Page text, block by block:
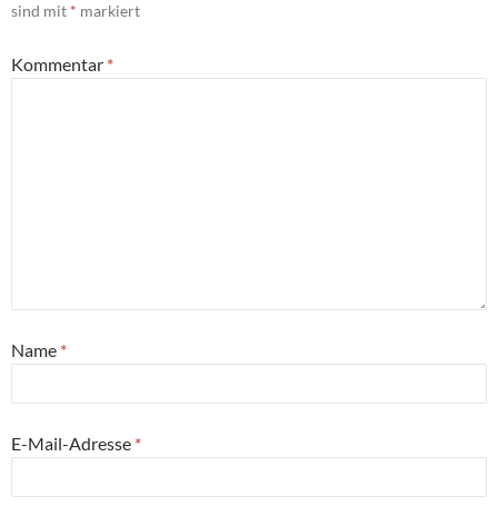
sind mit * markiert
Kommentar *
Name *
E-Mail-Adresse *